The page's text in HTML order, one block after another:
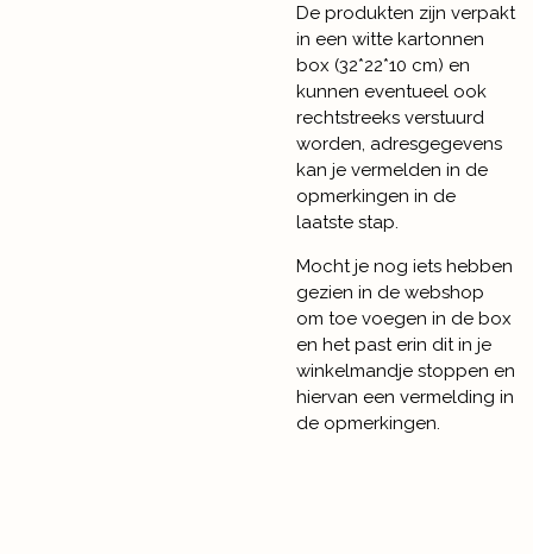
De produkten zijn verpakt
in een witte kartonnen
box (32*22*10 cm) en
kunnen eventueel ook
rechtstreeks verstuurd
worden, adresgegevens
kan je vermelden in de
opmerkingen in de
laatste stap.
Mocht je nog iets hebben
gezien in de webshop
om toe voegen in de box
en het past erin dit in je
winkelmandje stoppen en
hiervan een vermelding in
de opmerkingen.